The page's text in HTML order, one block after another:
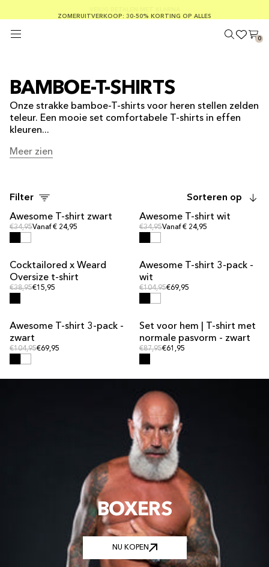
0
BAMBOE-T-SHIRTS
Onze strakke bamboe-T-shirts voor heren stellen zelden
teleur. Een mooie set comfortabele T-shirts in effen
kleuren...
Meer zien
Filter
Sorteren op
Awesome T-shirt zwart
Normale prijs
€34,95Normale prijs
Vanaf € 24,95
Awesome T-shirt wit
Normale prijs
€34,95Normale prijs
Vanaf € 24,95
Cocktailored x Weard
Oversize t-shirt
Normale prijs
€38,95Normale prijs
€15,95
MULTIPACK-AANBIEDING
Awesome T-shirt 3-pack -
wit
Normale prijs
€104,95Normale prijs
€69,95
MULTIPACK-AANBIEDING
Awesome T-shirt 3-pack -
zwart
Normale prijs
€104,95Normale prijs
€69,95
SET-AANBIEDING
Set voor hem | T-shirt met
normale pasvorm - zwart
Normale prijs
€87,95Normale prijs
€61,95
BOXERS
NU KOPEN